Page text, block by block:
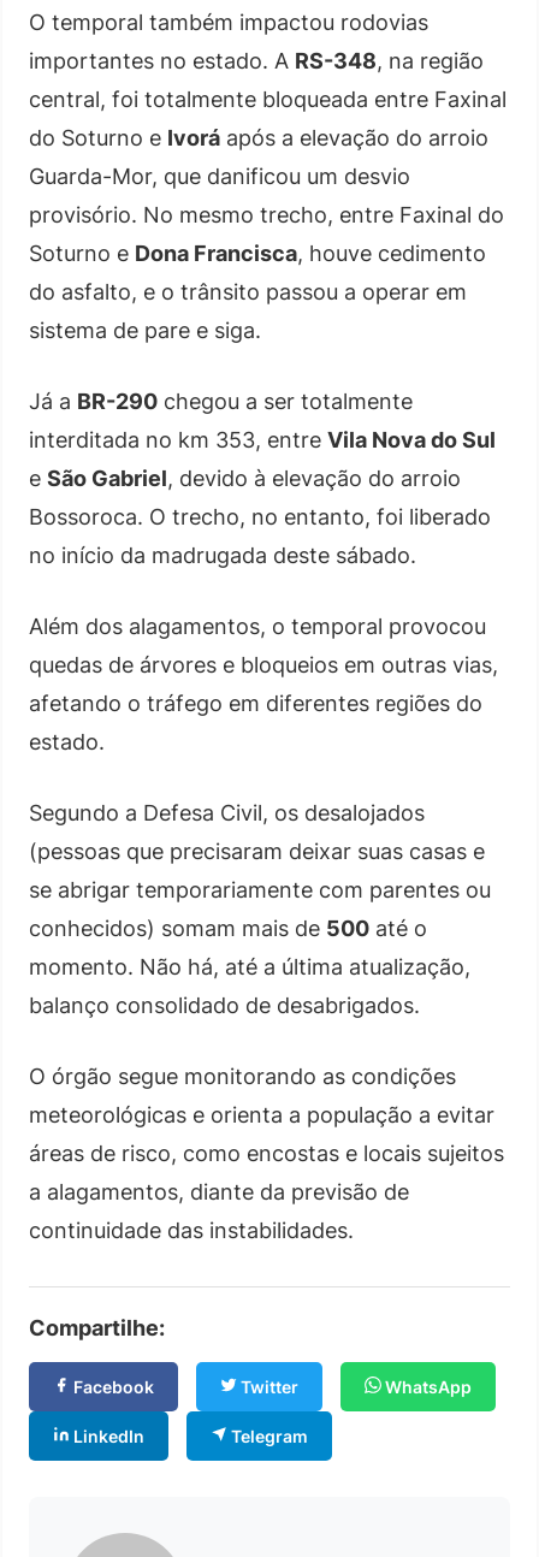
O temporal também impactou rodovias
importantes no estado. A RS-348, na região
central, foi totalmente bloqueada entre Faxinal
do Soturno e Ivorá após a elevação do arroio
Guarda-Mor, que danificou um desvio
provisório. No mesmo trecho, entre Faxinal do
Soturno e Dona Francisca, houve cedimento
do asfalto, e o trânsito passou a operar em
sistema de pare e siga.
Já a BR-290 chegou a ser totalmente
interditada no km 353, entre Vila Nova do Sul
e São Gabriel, devido à elevação do arroio
Bossoroca. O trecho, no entanto, foi liberado
no início da madrugada deste sábado.
Além dos alagamentos, o temporal provocou
quedas de árvores e bloqueios em outras vias,
afetando o tráfego em diferentes regiões do
estado.
Segundo a Defesa Civil, os desalojados
(pessoas que precisaram deixar suas casas e
se abrigar temporariamente com parentes ou
conhecidos) somam mais de 500 até o
momento. Não há, até a última atualização,
balanço consolidado de desabrigados.
O órgão segue monitorando as condições
meteorológicas e orienta a população a evitar
áreas de risco, como encostas e locais sujeitos
a alagamentos, diante da previsão de
continuidade das instabilidades.
Compartilhe:
Facebook Twitter WhatsApp
LinkedIn Telegram